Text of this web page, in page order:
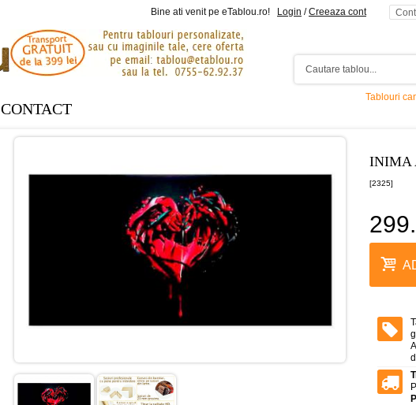
Bine ati venit pe eTablou.ro! Login /Creeaza cont
CONTACT
Tablouri
INIMA
[2325]